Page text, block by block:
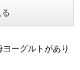
ーグルトがあり